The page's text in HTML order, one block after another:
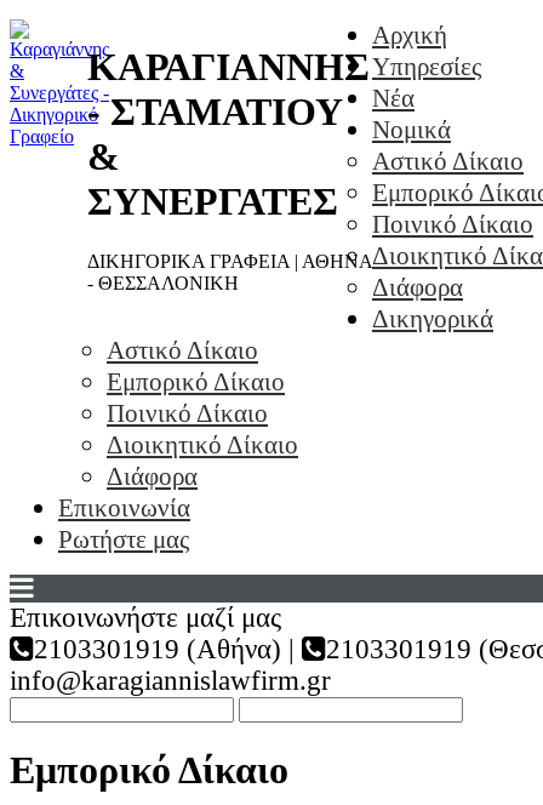
ΚΑΡΑΓΙΑΝΝΗΣ
- ΣΤΑΜΑΤΙΟΥ
&
ΣΥΝΕΡΓΑΤΕΣ
ΔΙΚΗΓΟΡΙΚΑ ΓΡΑΦΕΙΑ | ΑΘΗΝΑ
- ΘΕΣΣΑΛΟΝΙΚΗ
Αρχική
Υπηρεσίες
Νέα
Νομικά
Αστικό Δίκαιο
Εμπορικό
Ποινικό Δίκαιο
Διοικητικό
Διάφορα
Δικηγορικά
Αστικό Δίκαιο
Εμπορικό Δίκαιο
Ποινικό Δίκαιο
Διοικητικό Δίκαιο
Διάφορα
Επικοινωνία
Ρωτήστε μας
Επικοινωνήστε μαζί μας
2103301919 (Αθήνα) |
2103301919
info@karagiannislawfirm.gr
Εμπορικό Δίκαιο